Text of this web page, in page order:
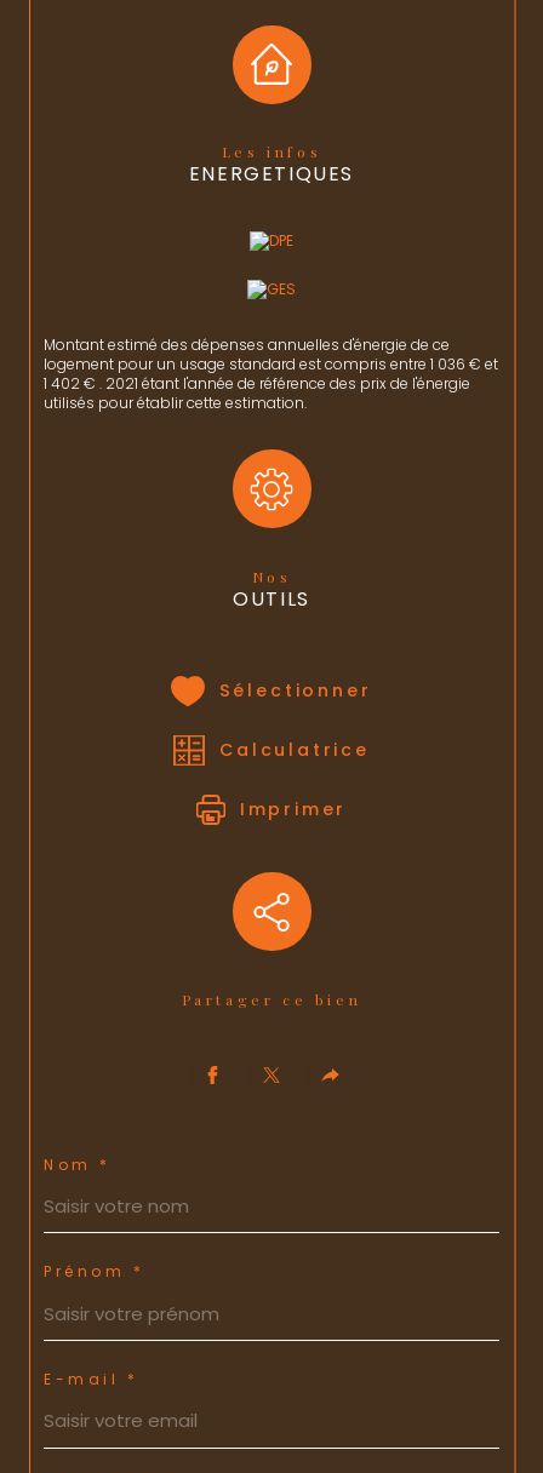
Les infos
ENERGETIQUES
Montant estimé des dépenses annuelles d'énergie de ce
logement pour un usage standard est compris entre 1 036 € et
1 402 € . 2021 étant l'année de référence des prix de l'énergie
utilisés pour établir cette estimation.
Nos
OUTILS
Sélectionner
Calculatrice
Imprimer
Partager ce bien
Nom *
Prénom *
E-mail *